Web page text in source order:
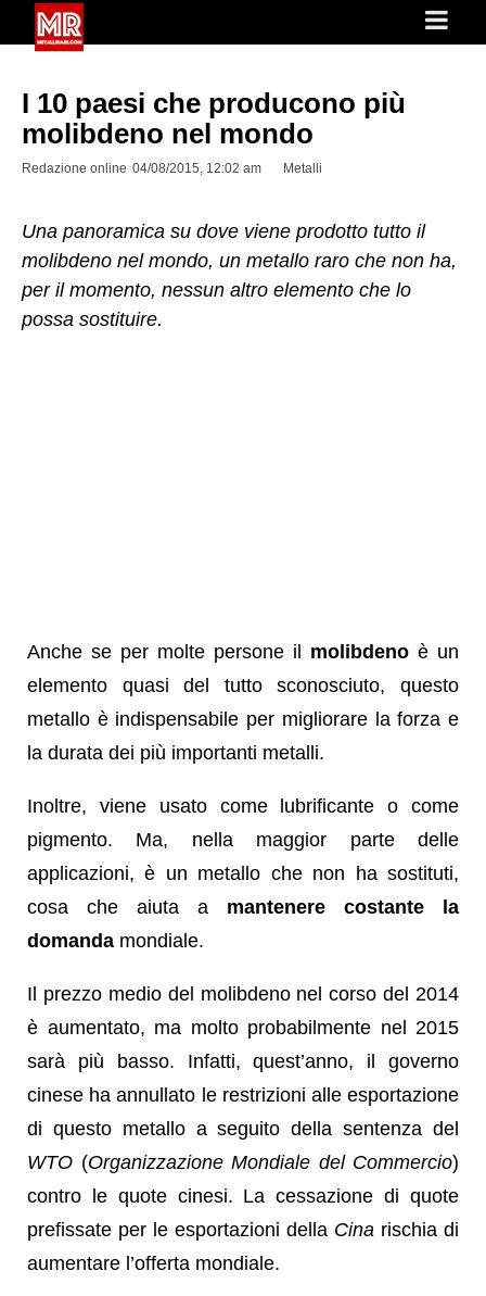
I 10 paesi che producono più
molibdeno nel mondo
Redazione online 04/08/2015, 12:02 am Metalli
Una panoramica su dove viene prodotto tutto il
molibdeno nel mondo, un metallo raro che non ha,
per il momento, nessun altro elemento che lo
possa sostituire.
Anche se per molte persone il molibdeno è un
elemento quasi del tutto sconosciuto, questo
metallo è indispensabile per migliorare la forza e
la durata dei più importanti metalli.
Inoltre, viene usato come lubrificante o come
pigmento. Ma, nella maggior parte delle
applicazioni, è un metallo che non ha sostituti,
cosa che aiuta a mantenere costante la
domanda mondiale.
Il prezzo medio del molibdeno nel corso del 2014
è aumentato, ma molto probabilmente nel 2015
sarà più basso. Infatti, quest’anno, il governo
cinese ha annullato le restrizioni alle esportazione
di questo metallo a seguito della sentenza del
WTO (Organizzazione Mondiale del Commercio)
contro le quote cinesi. La cessazione di quote
prefissate per le esportazioni della Cina rischia di
aumentare l’offerta mondiale.